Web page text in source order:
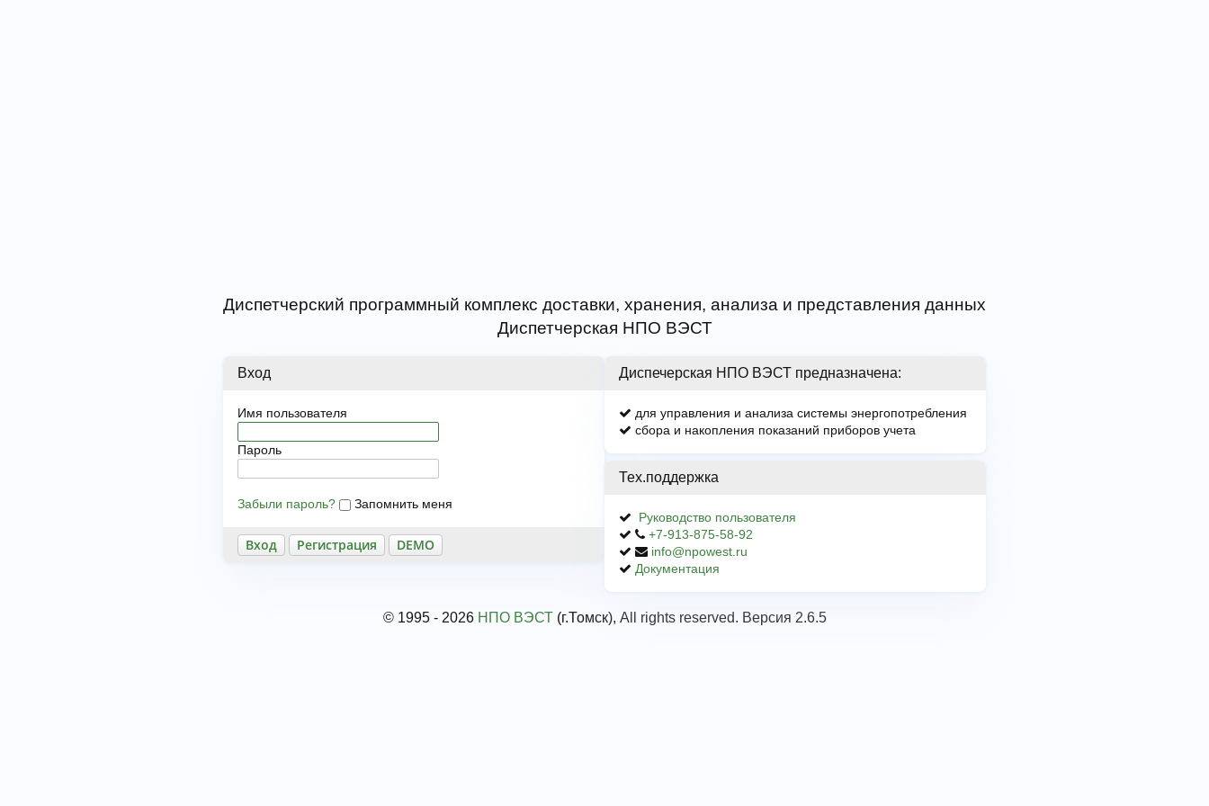
Диспетчерский программный комплекс доставки, хранения, анализа и представления данных
Диспетчерская НПО ВЭСТ
Вход
Имя пользователя
Пароль
Забыли пароль? Запомнить меня
Регистрация
Диспечерская НПО ВЭСТ предназначена:
для управления и анализа системы энергопотребления
сбора и накопления показаний приборов учета
Тех.поддержка
Руководство пользователя
+7-913-875-58-92
info@npowest.ru
Документация
© 1995 - 2026 НПО ВЭСТ(г.Томск), All rights reserved. Версия 2.6.5